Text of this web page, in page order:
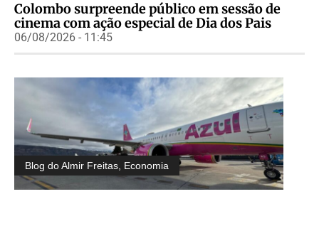
Colombo surpreende público em sessão de
cinema com ação especial de Dia dos Pais
06/08/2026 - 11:45
Blog do Almir Freitas, Economia